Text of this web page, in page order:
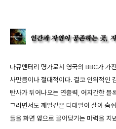
다큐멘터리 명가로서 영국의 BBC가 가
사만큼이나 절대적이다. 결코 인위적인
탄사가 튀어나오는 연출력, 어지간한 블
그러면서도 깨알같은 디테일이 살아 숨
들을 화면 앞으로 끌어당기는 마력을 지